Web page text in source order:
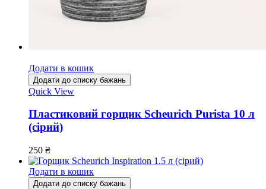
Додати в кошик
Додати до списку бажань
Quick View
Пластиковий горщик Scheurich Purista 10 л
(сірий)
250 ₴
Додати в кошик
Додати до списку бажань